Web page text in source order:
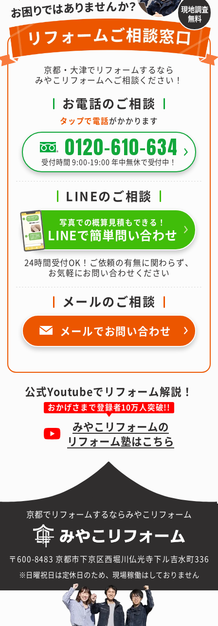
現地調査
無料
京都・大津でリフォームするなら
みやこリフォームへご相談ください！
お電話のご相談
タップで電話がかかります
0120-610-634
受付時間 9:00-19:00 年中無休で受付中！
LINEのご相談
写真での概算見積もできる！
LINEで簡単問い合わせ
24時間受付OK！ご依頼の有無に関わらず、
お気軽にお問い合わせください
メールのご相談
メールでお問い合わせ
公式Youtubeでリフォーム解説！
おかげさまで登録者10万人突破!!
みやこリフォームの
リフォーム塾はこちら
京都でリフォームするならみやこリフォーム
〒600-8483 京都市下京区西堀川仏光寺下ル吉水町336
日曜祝日は定休日のため、現場稼働はしておりません